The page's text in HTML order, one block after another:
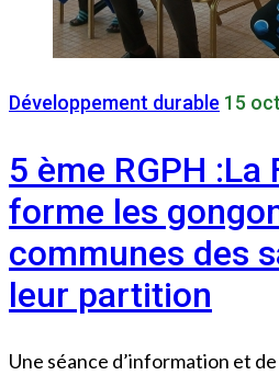
Développement durable 15
5 ème RGPH :La
forme les
communes des
leur partition
Une séance d’information et